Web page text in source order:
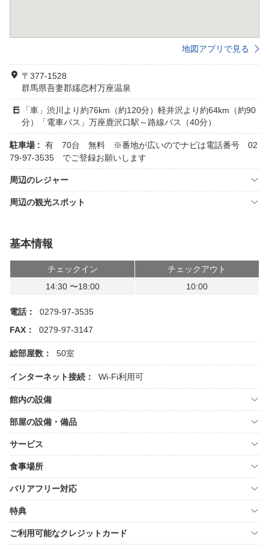
地図アプリで見る
〒377-1528
群馬県吾妻郡嬬恋村万座温泉
「車」渋川より約76km（約120分）軽井沢より約64km（約90
分）「電車バス」万座鹿沢口駅～路線バス（40分）
駐車場 : 有 70台 無料 ※番地が広いのでナビは電話番号 02
79-97-3535 でご登録お願いします
周辺のレジャー
周辺の観光スポット
基本情報
チェックイン
チェックアウト
14:30 〜18:00
10:00
電話：
0279-97-3535
FAX：
0279-97-3147
総部屋数： 50室
インターネット接続： Wi-Fi利用可
館内の設備
部屋の設備・備品
サービス
食事場所
バリアフリー対応
特典
ご利用可能なクレジットカード